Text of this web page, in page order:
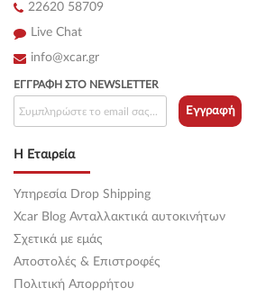
22620 58709
Live Chat
info@xcar.gr
Η Εταιρεία
Υπηρεσία Drop Shipping
Xcar Blog Ανταλλακτικά αυτοκινήτων
Σχετικά με εμάς
Αποστολές & Επιστροφές
Πολιτική Απορρήτου
ΕΓΓΡΑΦΉ ΣΤΟ NEWSLETTER
Εγγραφή